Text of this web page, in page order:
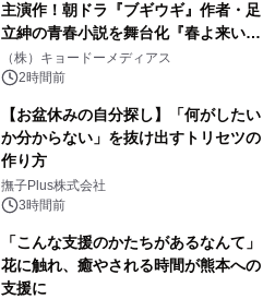
主演作！朝ドラ『ブギウギ』作者・足
立紳の青春小説を舞台化『春よ来い、
マジで来い』キービジュアル解禁！
（株）キョードーメディアス
2時間前
【お盆休みの自分探し】「何がしたい
か分からない」を抜け出すトリセツの
作り方
撫子Plus株式会社
3時間前
「こんな支援のかたちがあるなんて」
花に触れ、癒やされる時間が熊本への
支援に